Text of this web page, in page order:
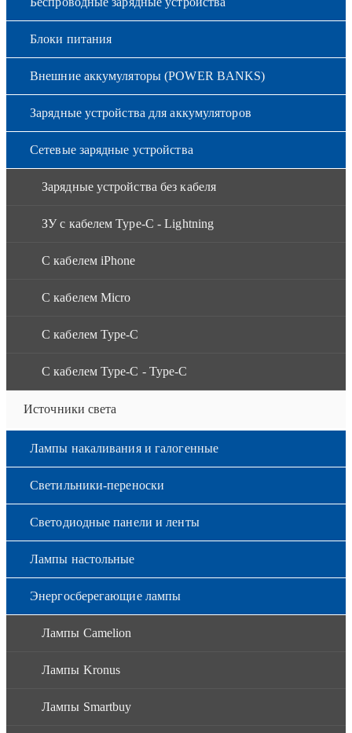
Блоки питания
Внешние аккумуляторы (POWER BANKS)
Зарядные устройства для аккумуляторов
Сетевые зарядные устройства
Зарядные устройства без кабеля
ЗУ с кабелем Type-C - Lightning
С кабелем iPhone
С кабелем Micro
С кабелем Type-C
С кабелем Type-C - Type-C
Источники света
Лампы накаливания и галогенные
Светильники-переноски
Светодиодные панели и ленты
Лампы настольные
Энергосберегающие лампы
Лампы Camelion
Лампы Kronus
Лампы Smartbuy